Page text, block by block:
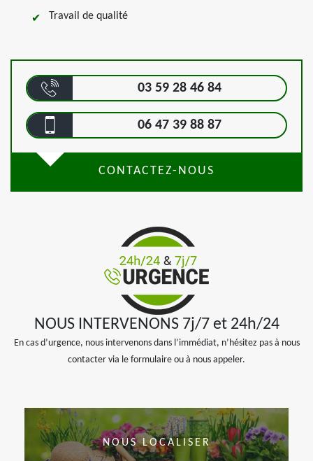
Travail de qualité
03 59 28 46 84
06 47 39 88 87
CONTACTEZ-NOUS
NOUS INTERVENONS 7j/7 et 24h/24
En cas d’urgence, nous intervenons dans l’immédiat, n’hésitez pas à nous
contacter via le formulaire ou à nous appeler.
NOUS LOCALISER